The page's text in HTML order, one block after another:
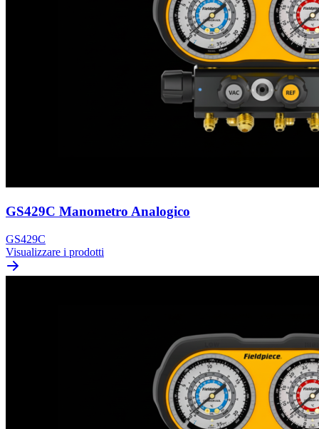
GS429C Manometro Analogico
GS429C
Visualizzare i prodotti